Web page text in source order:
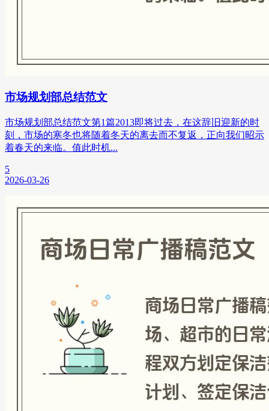
市场规划部总结范文
市场规划部总结范文第1篇2013即将过去，在这辞旧迎新的时
刻，市场的寒冬也将随着冬天的离去而不复返，正向我们昭示
着春天的来临。值此时机...
5
2026-03-26